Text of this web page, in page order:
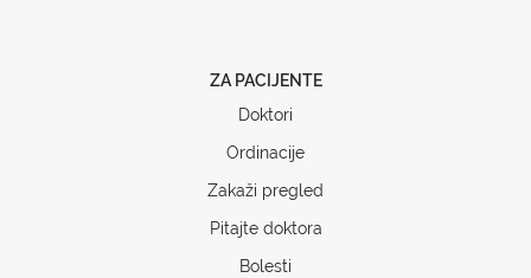
ZA PACIJENTE
Doktori
Ordinacije
Zakaži pregled
Pitajte doktora
Bolesti